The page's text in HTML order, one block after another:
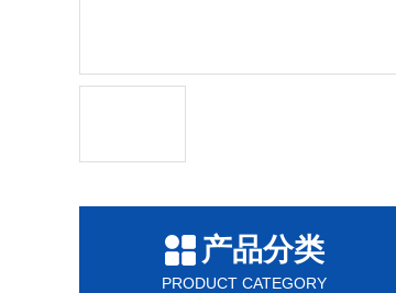
产品分类
PRODUCT CATEGORY